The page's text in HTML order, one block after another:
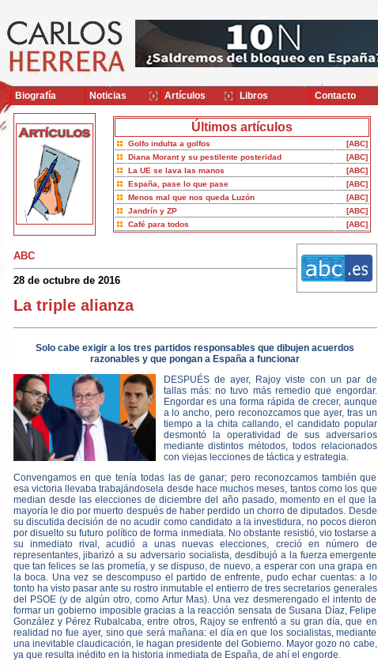
Últimos artículos
Golfo indulta a golfos
[ABC]
Diana Morant y su pestilente posteridad
[ABC]
La UE se lava las manos
[ABC]
España, pase lo que pase
[ABC]
Menos mal que nos queda Luzón
[ABC]
Jandrín y ZP
[ABC]
Café para todos
[ABC]
ABC
28 de octubre de 2016
La triple alianza
Solo cabe exigir a los tres partidos responsables que dibujen acuerdos
razonables y que pongan a España a funcionar
DESPUÉS de ayer, Rajoy viste con un par de
tallas más: no tuvo más remedio que engordar.
Engordar es una forma rápida de crecer, aunque
a lo ancho, pero reconozcamos que ayer, tras un
tiempo a la chita callando, el candidato popular
desmontó la operatividad de sus adversarios
mediante distintos métodos, todos relacionados
con viejas lecciones de táctica y estrategia.
Convengamos en que tenía todas las de ganar; pero reconozcamos también que
esa victoria llevaba trabajándosela desde hace muchos meses, tantos como los que
median desde las elecciones de diciembre del año pasado, momento en el que la
mayoría le dio por muerto después de haber perdido un chorro de diputados. Desde
su discutida decisión de no acudir como candidato a la investidura, no pocos dieron
por disuelto su futuro político de forma inmediata. No obstante resistió, vio tostarse a
su inmediato rival, acudió a unas nuevas elecciones, creció en número de
representantes, jibarizó a su adversario socialista, desdibujó a la fuerza emergente
que tan felices se las prometía, y se dispuso, de nuevo, a esperar con una grapa en
la boca. Una vez se descompuso el partido de enfrente, pudo echar cuentas: a lo
tonto ha visto pasar ante su rostro inmutable el entierro de tres secretarios generales
del PSOE (y de algún otro, como Artur Mas). Una vez desmerengado el intento de
formar un gobierno imposible gracias a la reacción sensata de Susana Díaz, Felipe
González y Pérez Rubalcaba, entre otros, Rajoy se enfrentó a su gran día, que en
realidad no fue ayer, sino que será mañana: el día en que los socialistas, mediante
una inevitable claudicación, le hagan presidente del Gobierno. Mayor gozo no cabe,
ya que resulta inédito en la historia inmediata de España, de ahí el engorde.
Biografía Noticias Artículos Libros Contacto